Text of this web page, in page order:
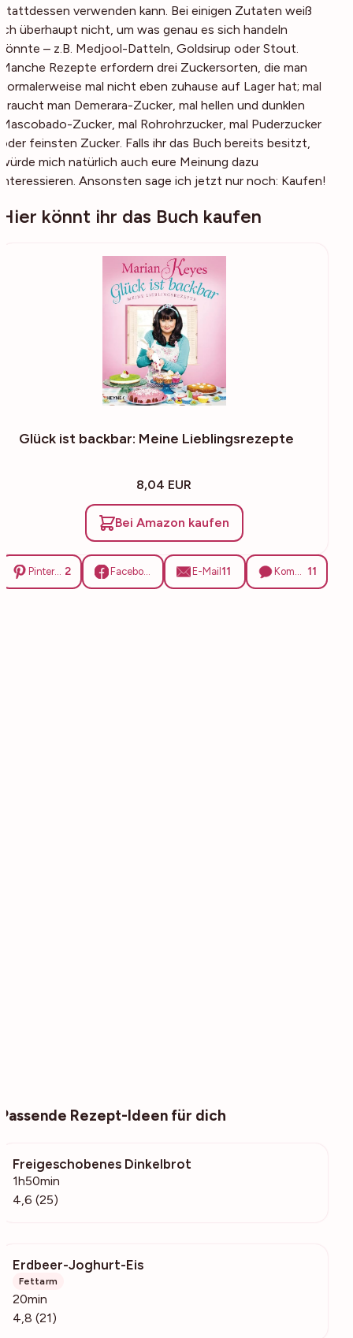
stattdessen verwenden kann. Bei einigen Zutaten weiß
ich überhaupt nicht, um was genau es sich handeln
könnte – z.B. Medjool-Datteln, Goldsirup oder Stout.
Manche Rezepte erfordern drei Zuckersorten, die man
normalerweise mal nicht eben zuhause auf Lager hat; mal
braucht man Demerara-Zucker, mal hellen und dunklen
Mascobado-Zucker, mal Rohrohrzucker, mal Puderzucker
oder feinsten Zucker. Falls ihr das Buch bereits besitzt,
würde mich natürlich auch eure Meinung dazu
interessieren. Ansonsten sage ich jetzt nur noch: Kaufen!
Hier könnt ihr das Buch kaufen
Glück ist backbar: Meine Lieblingsrezepte
8,04 EUR
Bei Amazon kaufen
Pinterest 2 E-Mail11 11
Passende Rezept-Ideen für dich
Freigeschobenes Dinkelbrot
1h50min
4,6 (25)
Erdbeer-Joghurt-Eis
Fettarm
20min
4,8 (21)